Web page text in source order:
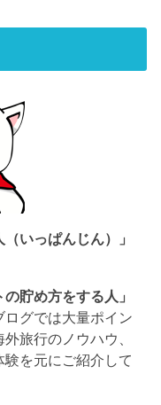
（いっぱんじん）」
貯め方をする人」
ログでは大量ポイン
旅行のノウハウ、
を元にご紹介して